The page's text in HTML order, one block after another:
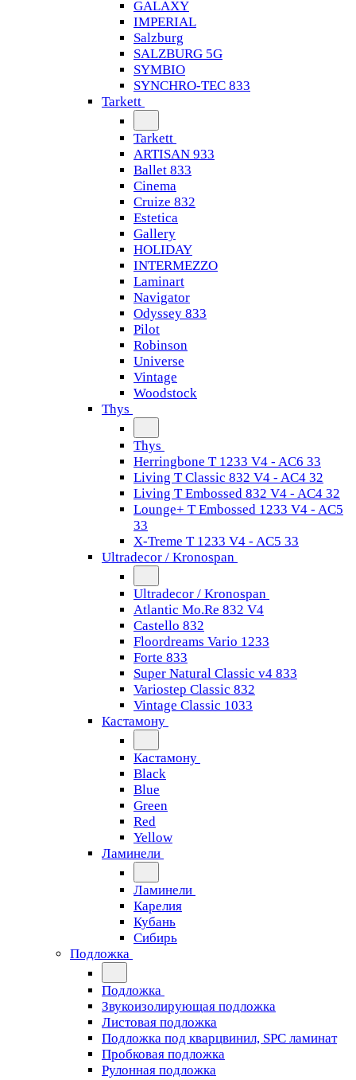
GALAXY
IMPERIAL
Salzburg
SALZBURG 5G
SYMBIO
SYNCHRO-TEC 833
Tarkett
Tarkett
ARTISAN 933
Ballet 833
Cinema
Cruize 832
Estetica
Gallery
HOLIDAY
INTERMEZZO
Laminart
Navigator
Odyssey 833
Pilot
Robinson
Universe
Vintage
Woodstock
Thys
Thys
Herringbone T 1233 V4 - AC6 33
Living T Classic 832 V4 - AC4 32
Living T Embossed 832 V4 - AC4 32
Lounge+ T Embossed 1233 V4 - AC5
33
X-Treme T 1233 V4 - AC5 33
Ultradecor / Kronospan
Ultradecor / Kronospan
Atlantic Mo.Re 832 V4
Castello 832
Floordreams Vario 1233
Forte 833
Super Natural Classic v4 833
Variostep Classic 832
Vintage Classic 1033
Кастамону
Кастамону
Black
Blue
Green
Red
Yellow
Ламинели
Ламинели
Карелия
Кубань
Сибирь
Подложка
Подложка
Звукоизолирующая подложка
Листовая подложка
Подложка под кварцвинил, SPC ламинат
Пробковая подложка
Рулонная подложка